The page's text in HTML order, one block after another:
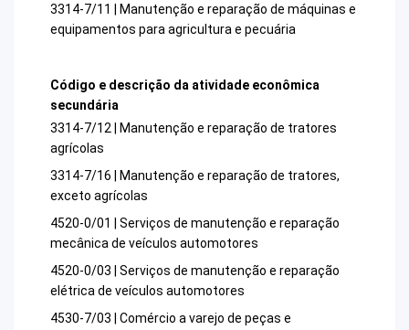
3314-7/11 | Manutenção e reparação de máquinas e
equipamentos para agricultura e pecuária
Código e descrição da atividade econômica
secundária
3314-7/12 | Manutenção e reparação de tratores
agrícolas
3314-7/16 | Manutenção e reparação de tratores,
exceto agrícolas
4520-0/01 | Serviços de manutenção e reparação
mecânica de veículos automotores
4520-0/03 | Serviços de manutenção e reparação
elétrica de veículos automotores
4530-7/03 | Comércio a varejo de peças e